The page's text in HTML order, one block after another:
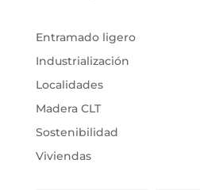
Entramado ligero
Industrialización
Localidades
Madera CLT
Sostenibilidad
Viviendas